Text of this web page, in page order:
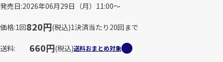
発売日 2026年06月29日（月）11:00～
価格 1回820円(税込)1決済当たり20回まで
送料 660円(税込)送料おまとめ対象